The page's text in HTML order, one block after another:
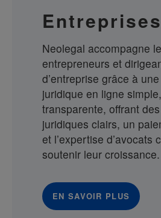
Entreprises
Neolegal accompagne
entrepreneurs et
d’entreprise grâce à
juridique en ligne
transparente, offrant
juridiques clairs, un
et l’expertise d’avocats
soutenir leur croissance.
EN SAVOIR PLUS